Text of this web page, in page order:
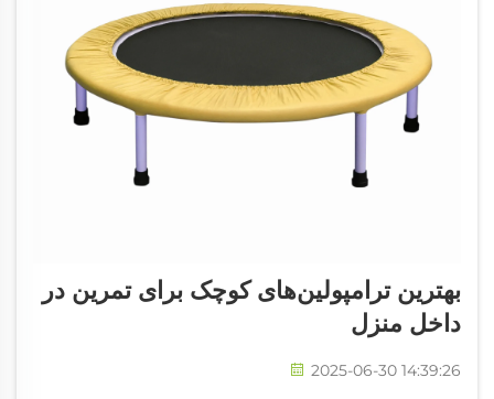
بهترین ترامپولین‌های کوچک برای تمرین در
داخل منزل
2025-06-30 14:39:26